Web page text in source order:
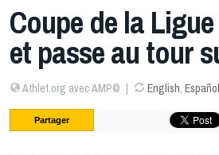
Coupe de la
et passe au tour
Athlet.org avec AMP© English, Español
Partager